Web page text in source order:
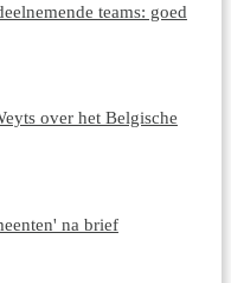
teams: goed
over het Belgische
na brief